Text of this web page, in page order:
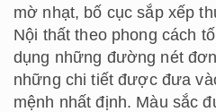
mờ nhạt, bố cục sắp xếp
Nội thất theo phong cách
dụng những đường nét
những chi tiết được đưa
mệnh nhất định. Màu sắc